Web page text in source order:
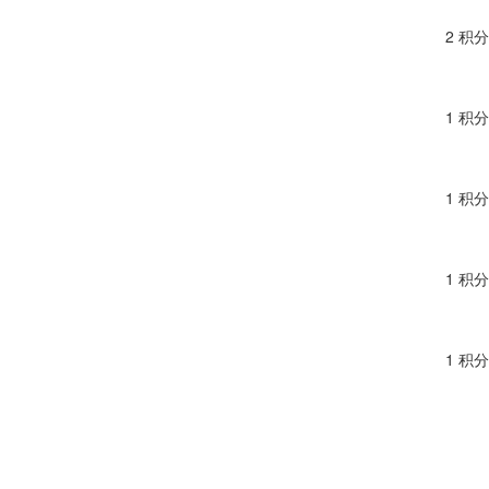
2 积分
1 积分
1 积分
1 积分
1 积分